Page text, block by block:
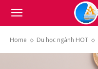
Light
Home Du học ngành HOT